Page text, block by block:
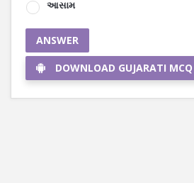
આસામ
ANSWER
DOWNLOAD GUJARATI